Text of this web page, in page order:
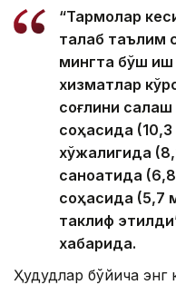
“Тармоқлар
талаб таълим
мингта бўш иш
хизматлар
соғлиқни
соҳасида (10,3
хўжалигида
саноатида
соҳасида (5,7
таклиф
хабарида.
Ҳудудлар бўйича